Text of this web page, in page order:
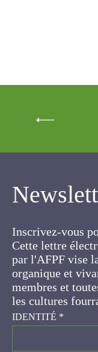
Cette lettre
gratuitement
d'un lien
ses membres
concernées par
prairies.
IDENTITÉ*